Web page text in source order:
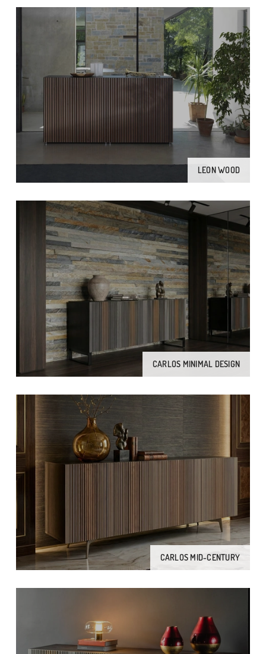
LEON WOOD
CARLOS MINIMAL DESIGN
CARLOS MID-CENTURY